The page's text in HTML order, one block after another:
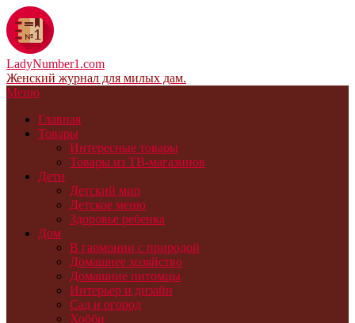
LadyNumber1.com
Женский журнал для милых дам.
Меню
Главная
Товары
Интересные товары
Товары из ТВ-магазинов
Дети
Детский мир
Детское меню
Здоровье ребенка
Дом
В гармонии с природой
Домашнее хозяйство
Домашние питомцы
Интерьер и дизайн
Сад и огород
Хобби